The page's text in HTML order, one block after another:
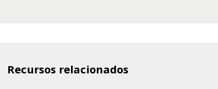
Recursos relacionados